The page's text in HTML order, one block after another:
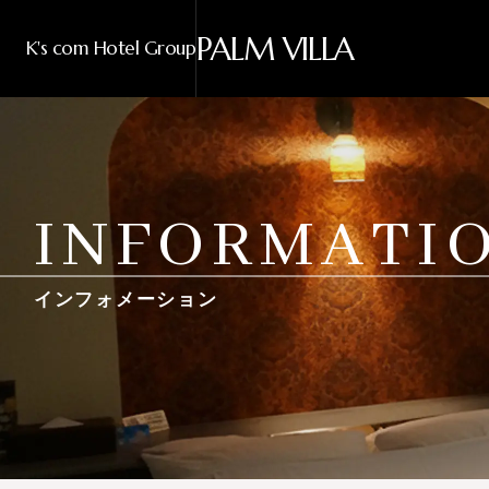
K's com Hotel GroupPALM VILLA
インフォメーション